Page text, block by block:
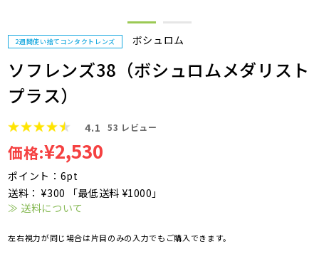
2週間使い捨てコンタクトレンズ ボシュロム
ソフレンズ38（ボシュロムメダリスト
プラス）
4.1 53 レビュー
価格:¥2,530
ポイント：6pt
送料： ¥300 「最低送料 ¥1000」
≫ 送料について
左右視力が同じ場合は片目のみの入力でもご購入できます。